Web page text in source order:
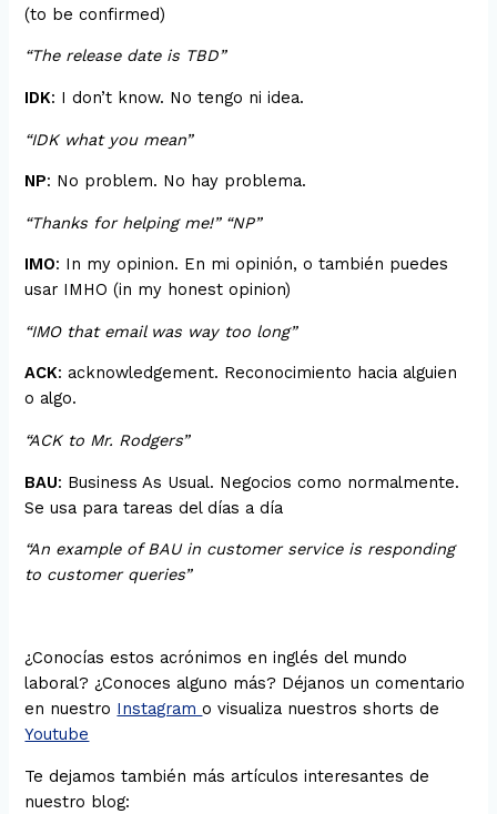
(to be confirmed)
“The release date is TBD”
IDK: I don’t know. No tengo ni idea.
“IDK what you mean”
NP: No problem. No hay problema.
“Thanks for helping me!” “NP”
IMO: In my opinion. En mi opinión, o también puedes
usar IMHO (in my honest opinion)
“IMO that email was way too long”
ACK: acknowledgement. Reconocimiento hacia alguien
o algo.
“ACK to Mr. Rodgers”
BAU: Business As Usual. Negocios como normalmente.
Se usa para tareas del días a día
“An example of BAU in customer service is responding
to customer queries”
¿Conocías estos acrónimos en inglés del mundo
laboral? ¿Conoces alguno más? Déjanos un comentario
en nuestro Instagramo visualiza nuestros shorts de
Youtube
Te dejamos también más artículos interesantes de
nuestro blog: